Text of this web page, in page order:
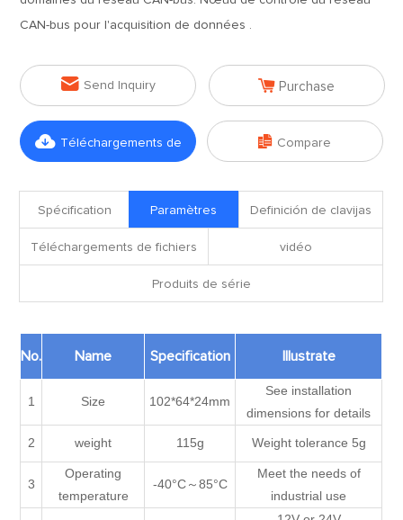
CAN-bus pour l'acquisition de données .
 Send Inquiry  Purchase
 Téléchargements de  Compare
Spécification Paramètres Definición de clavijas
Téléchargements de fichiers vidéo
Produits de série
No. Name Specification Illustrate
1 Size 102*64*24mm
See installation
dimensions for details
2 weight 115g Weight tolerance 5g
3
Operating
temperature
-40°C～85°C
Meet the needs of
industrial use